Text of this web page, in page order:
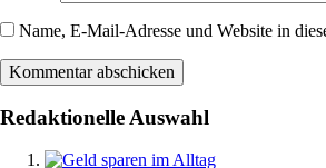
Name, E-Mail-Adresse und Website in
Redaktionelle Auswahl